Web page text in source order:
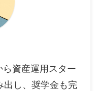
資産運用スター
出し、奨学金も完